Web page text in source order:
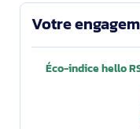
Votre
Éco-indice hello